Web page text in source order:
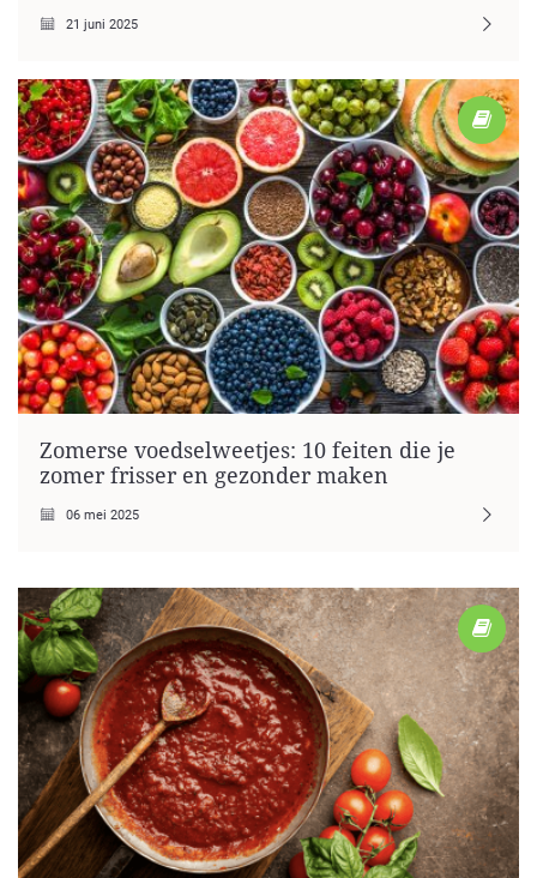
21 juni 2025
Zomerse voedselweetjes: 10 feiten die je
zomer frisser en gezonder maken
06 mei 2025